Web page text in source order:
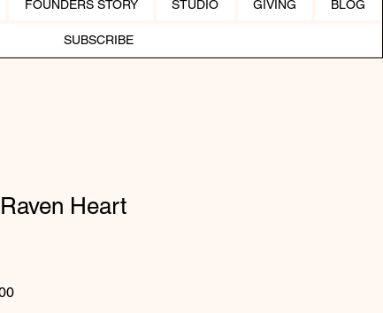
FOUNDERS STORY STUDIO GIVING BLOG
SUBSCRIBE
Heart
Verkoopprijs